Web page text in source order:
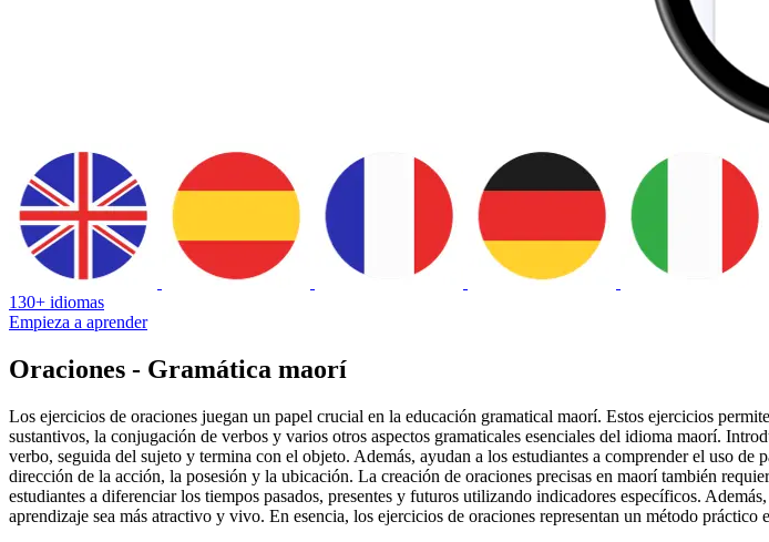
130+ idiomas
Empieza a aprender
Oraciones - Gramática maorí
Los ejercicios de oraciones juegan un papel crucial en la educación gramatical maorí. Estos ejercicios
sustantivos, la conjugación de verbos y varios otros aspectos gramaticales esenciales del idioma maorí.
verbo, seguida del sujeto y termina con el objeto. Además, ayudan a los estudiantes a comprender el uso
dirección de la acción, la posesión y la ubicación. La creación de oraciones precisas en maorí también
estudiantes a diferenciar los tiempos pasados, presentes y futuros utilizando indicadores específicos.
aprendizaje sea más atractivo y vivo. En esencia, los ejercicios de oraciones representan un método